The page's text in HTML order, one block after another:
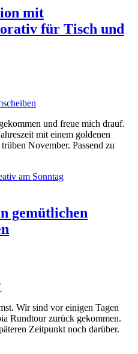
mit
für Tisch und
und freue mich drauf.
mit einem goldenen
November. Passend zu
am Sonntag
gemütlichen
Wir sind vor einigen Tagen
Rundtour zurück gekommen.
Zeitpunkt noch darüber.